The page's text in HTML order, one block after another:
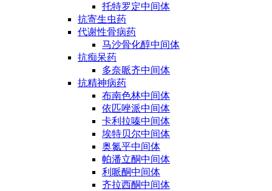
托特罗定中间体
抗寄生虫药
代谢性骨病药
马沙骨化醇中间体
抗痴呆药
多奈哌齐中间体
抗精神病药
布南色林中间体
依匹唑派中间体
卡利拉嗪中间体
埃特贝尔中间体
奥氮平中间体
帕潘立酮中间体
利哌酮中间体
齐拉西酮中间体